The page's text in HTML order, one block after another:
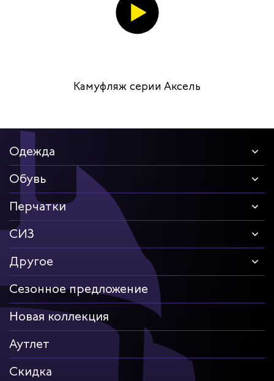
Камуфляж серии Аксель
Одежда
Обувь
Перчатки
СИЗ
Другое
Сезонное предложение
Новая коллекция
Аутлет
Скидка